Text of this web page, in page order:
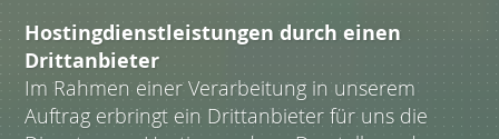
Hostingdienstleistungen durch einen
Drittanbieter
Im Rahmen einer Verarbeitung in unserem
Auftrag erbringt ein Drittanbieter für uns die